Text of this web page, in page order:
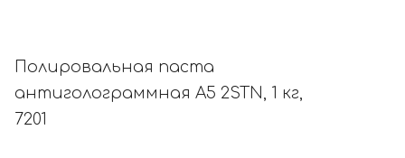
Полировальная паста
антиголограммная A5 2STN, 1 кг,
7201